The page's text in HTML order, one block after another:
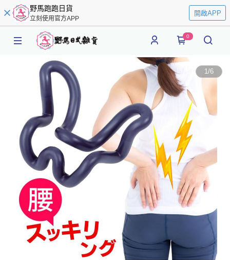
野馬跑跑日貨
立刻使用官方APP
開啟APP
0
1/6